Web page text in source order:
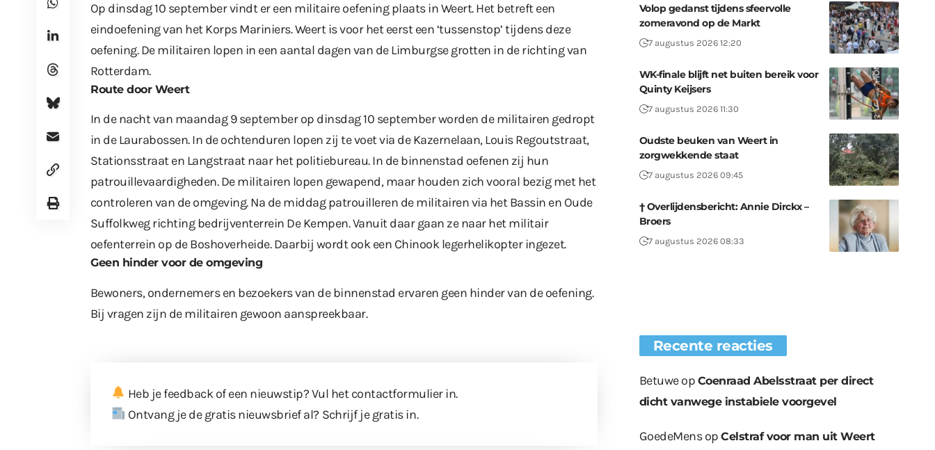
Op dinsdag 10 september vindt er een militaire oefening plaats in Weert. Het betreft een
eindoefening van het Korps Mariniers. Weert is voor het eerst een ‘tussenstop’ tijdens deze
oefening. De militairen lopen in een aantal dagen van de Limburgse grotten in de richting van
Rotterdam.
Route door Weert
In de nacht van maandag 9 september op dinsdag 10 september worden de militairen gedropt
in de Laurabossen. In de ochtenduren lopen zij te voet via de Kazernelaan, Louis Regoutstraat,
Stationsstraat en Langstraat naar het politiebureau. In de binnenstad oefenen zij hun
patrouillevaardigheden. De militairen lopen gewapend, maar houden zich vooral bezig met het
controleren van de omgeving. Na de middag patrouilleren de militairen via het Bassin en Oude
Suffolkweg richting bedrijventerrein De Kempen. Vanuit daar gaan ze naar het militair
oefenterrein op de Boshoverheide. Daarbij wordt ook een Chinook legerhelikopter ingezet.
Geen hinder voor de omgeving
Bewoners, ondernemers en bezoekers van de binnenstad ervaren geen hinder van de oefening.
Bij vragen zijn de militairen gewoon aanspreekbaar.
Heb je feedback of een nieuwstip? Vul het contactformulierin.
Ontvang je de gratis nieuwsbrief al? Schrijf je gratis in.
Volop gedanst tijdens sfeervolle
zomeravond op de Markt
7 augustus 2026 12:20
WK-finale blijft net buiten bereik voor
Quinty Keijsers
7 augustus 2026 11:30
Oudste beuken van Weert in
zorgwekkende staat
7 augustus 2026 09:45
† Overlijdensbericht: Annie Dirckx –
Broers
7 augustus 2026 08:33
Recente reacties
Betuweop Coenraad Abelsstraat per direct
dicht vanwege instabiele voorgevel
GoedeMensopCelstraf voor man uit Weert